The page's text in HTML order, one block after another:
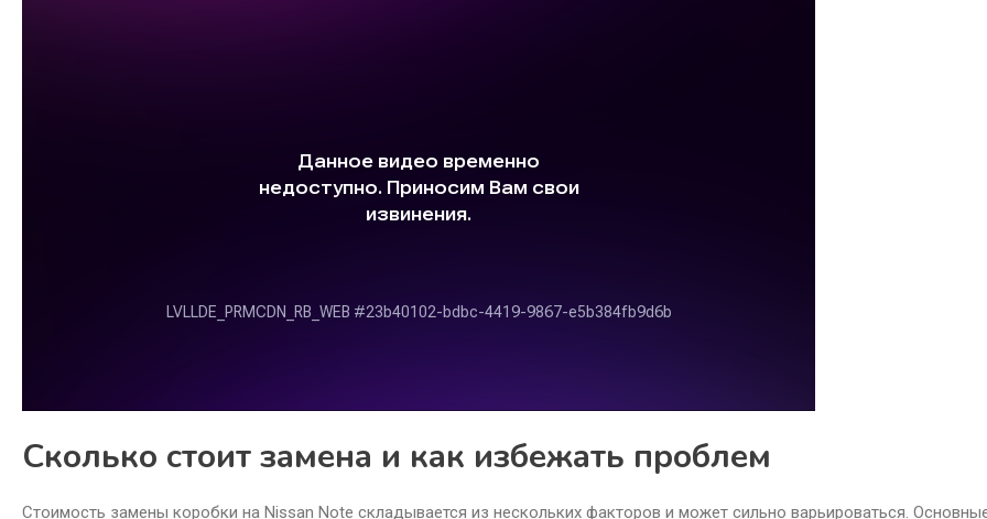
Сколько стоит замена и как избежать проблем
Стоимость замены коробки на Nissan Note складывается из нескольких факторов и может сильно варьироваться.